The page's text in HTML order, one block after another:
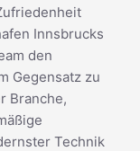
Innsbrucks
den
Gegensatz zu
Branche,
Technik